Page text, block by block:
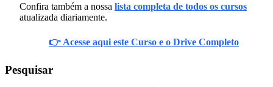
Confira também a nossa lista completa de todos os cursos
atualizada diariamente.
👉 Acesse aqui este Curso e o Drive Completo
Pesquisar